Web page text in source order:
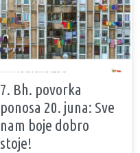
7. Bh. povorka
ponosa 20. juna: Sve
nam boje dobro
stoje!